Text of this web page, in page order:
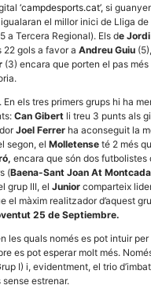
‘campdesports.cat’, si
el millor inici de Lliga
a Tercera Regional). Els de
22 gols a favor a Andreu Guiu (5),
(3) encara que porten el pas
En els tres primers grups hi ha
Can Gibert li treu 3 punts als
Joel Ferrer ha aconseguit la
segon, el Molletense té 2 més
encara que són dos futbolistes
(Baena-Sant Joan At Montcada
grup III, el Junior comparteix
el màxim realitzador d’aquest
25 de Septiembre.
les quals només es pot intuir
es pot esperar molt més.
I) i, evidentment, el trio
estrenar.
d'usuari
Alguns
tècnics del
nostre lloc
dispositiu
permeten
lloc
bé com
possible.
rebutja
aquestes
cookies
algunes